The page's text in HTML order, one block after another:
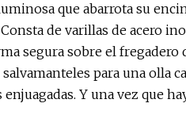
que abarrota su
de varillas de acero
segura sobre el fregadero
para una olla
Y una vez que